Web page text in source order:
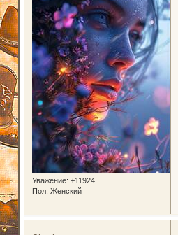
Уважение: +11924
Пол: Женский